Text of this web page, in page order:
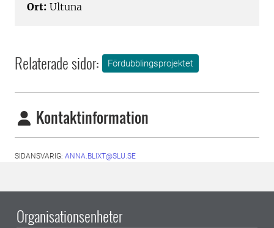
Ort: Ultuna
Relaterade sidor: Fördubblingsprojektet
Kontaktinformation
SIDANSVARIG: ANNA.BLIXT@SLU.SE
Organisationsenheter